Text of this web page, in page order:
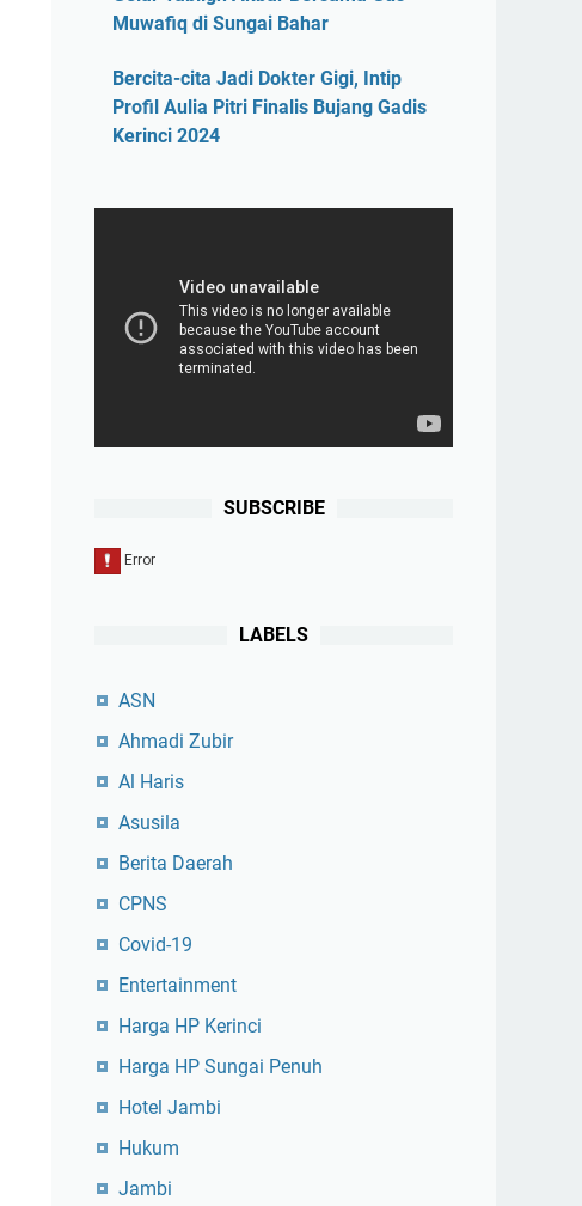
Muwafiq di Sungai Bahar
Bercita-cita Jadi Dokter Gigi, Intip
Profil Aulia Pitri Finalis Bujang Gadis
Kerinci 2024
SUBSCRIBE
LABELS
ASN
Ahmadi Zubir
Al Haris
Asusila
Berita Daerah
CPNS
Covid-19
Entertainment
Harga HP Kerinci
Harga HP Sungai Penuh
Hotel Jambi
Hukum
Jambi